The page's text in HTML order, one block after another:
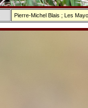
Pierre-Michel Blais ; Les